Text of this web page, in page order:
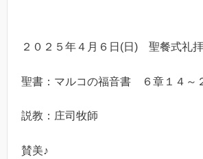
２０２５年４月６日(日) 聖餐式礼拝
聖書：マルコの福音書 ６章１４～
説教：庄司牧師
賛美♪